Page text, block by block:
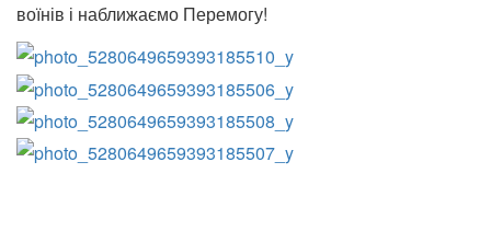
воїнів і наближаємо Перемогу!